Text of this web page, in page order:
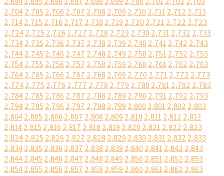
2,7042,705 2,706 2,707 2,708 2,709 2,710 2,7112,712 2,713
2,7142,715 2,716 2,717 2,718 2,719 2,720 2,7212,722 2,723
2,7242,725 2,726 2,727 2,728 2,729 2,730 2,7312,732 2,733
2,7342,735 2,736 2,737 2,738 2,739 2,740 2,7412,742 2,743
2,7442,745 2,746 2,747 2,748 2,749 2,750 2,7512,752 2,753
2,7542,755 2,756 2,757 2,758 2,759 2,760 2,7612,762 2,763
2,7642,765 2,766 2,767 2,768 2,769 2,770 2,7712,772 2,773
2,7742,775 2,776 2,777 2,778 2,779 2,780 2,7812,782 2,783
2,7842,785 2,786 2,787 2,788 2,789 2,790 2,7912,792 2,793
2,7942,795 2,796 2,797 2,798 2,799 2,800 2,8012,802 2,803
2,8042,805 2,806 2,807 2,808 2,809 2,810 2,8112,812 2,813
2,8142,815 2,816 2,817 2,818 2,819 2,820 2,8212,822 2,823
2,8242,825 2,826 2,827 2,828 2,829 2,830 2,8312,832 2,833
2,8342,835 2,836 2,837 2,838 2,839 2,840 2,8412,842 2,843
2,8442,845 2,846 2,847 2,848 2,849 2,850 2,8512,852 2,853
2,8542,855 2,856 2,857 2,858 2,859 2,860 2,8612,862 2,863